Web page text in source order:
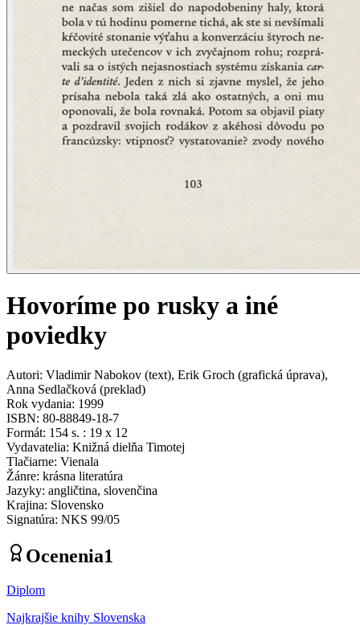
Hovoríme po rusky a iné
poviedky
Autori: Vladimir Nabokov (text), Erik Groch (grafická úprava),
Anna Sedlačková (preklad)
Rok vydania: 1999
ISBN: 80-88849-18-7
Formát: 154 s. : 19 x 12
Vydavatelia: Knižná dielňa Timotej
Tlačiarne: Vienala
Žánre: krásna literatúra
Jazyky: angličtina, slovenčina
Krajina: Slovensko
Signatúra: NKS 99/05
Ocenenia1
Diplom
Najkrajšie knihy Slovenska